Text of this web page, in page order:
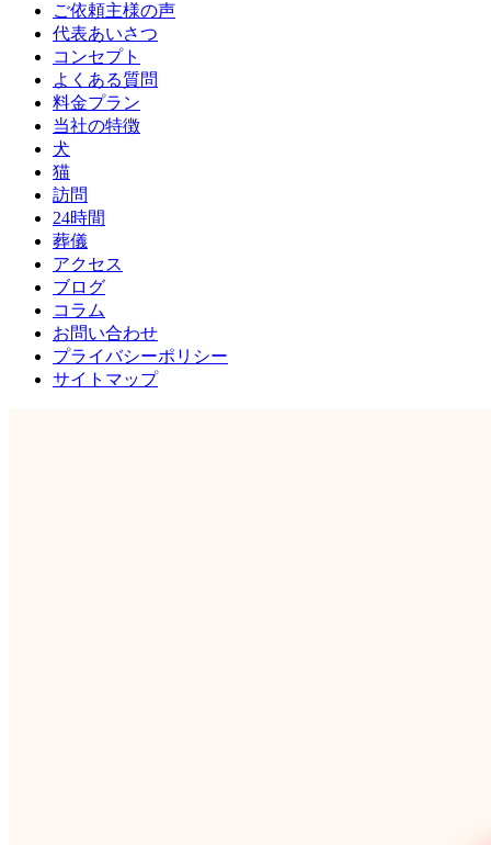
ご依頼主様の声
代表あいさつ
コンセプト
よくある質問
料金プラン
当社の特徴
犬
猫
訪問
24時間
葬儀
アクセス
ブログ
コラム
お問い合わせ
プライバシーポリシー
サイトマップ